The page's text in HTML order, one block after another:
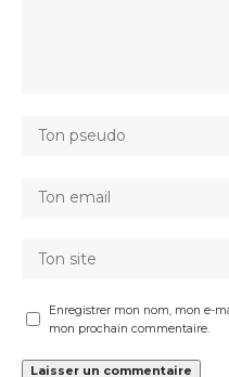
Enregistrer mon nom, mon e-
mon prochain commentaire.